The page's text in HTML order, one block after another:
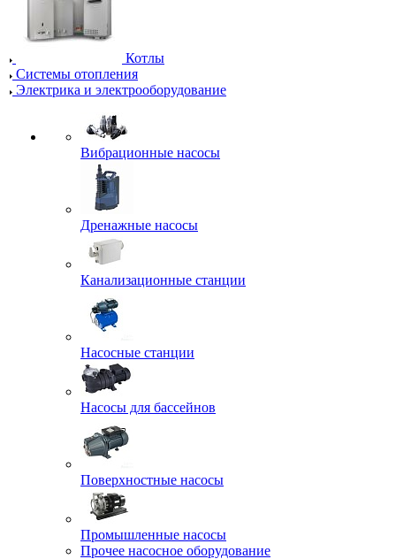
Котлы
Системы отопления
Электрика и электрооборудование
Вибрационные насосы
Дренажные насосы
Канализационные станции
Насосные станции
Насосы для бассейнов
Поверхностные насосы
Промышленные насосы
Прочее насосное оборудование